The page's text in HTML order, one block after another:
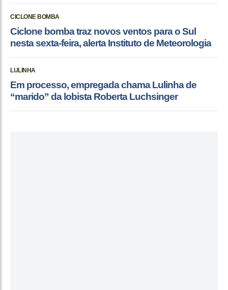
CICLONE BOMBA
Ciclone bomba traz novos ventos para o Sul
nesta sexta-feira, alerta Instituto de Meteorologia
LULINHA
Em processo, empregada chama Lulinha de
“marido” da lobista Roberta Luchsinger